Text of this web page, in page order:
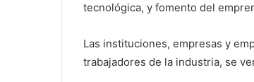
tecnológica, y fomento del
Las instituciones, empresas y
trabajadores de la industria, se